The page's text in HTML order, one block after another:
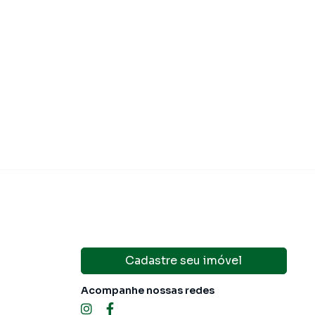
Cadastre seu imóvel
Acompanhe nossas redes